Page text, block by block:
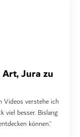
Jura zu
Videos verstehe ich
viel besser. Bislang
können.“